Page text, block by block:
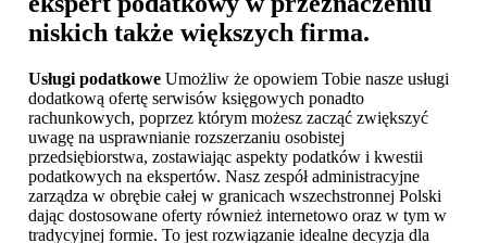
niskich także większych firma.
Usługi podatkowe Umożliw że opowiem Tobie nasze usługi
dodatkową ofertę serwisów księgowych ponadto
rachunkowych, poprzez którym możesz zacząć zwiększyć
uwagę na usprawnianie rozszerzaniu osobistej
przedsiębiorstwa, zostawiając aspekty podatków i kwestii
podatkowych na ekspertów. Nasz zespół administracyjne
zarządza w obrębie całej w granicach wszechstronnej Polski
dając dostosowane oferty również internetowo oraz w tym w
tradycyjnej formie. To jest rozwiązanie idealne decyzja dla